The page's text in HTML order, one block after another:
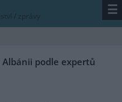
/ zprávy ☰
podle expertů